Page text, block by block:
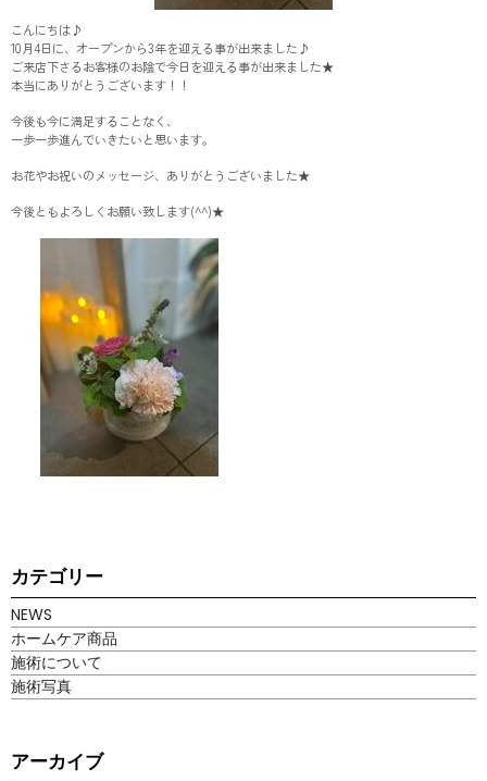
こんにちは♪
10月4日に、オープンから3年を迎える事が出来ました♪
ご来店下さるお客様のお陰で今日を迎える事が出来ました★
本当にありがとうございます！！
今後も今に満足することなく、
一歩一歩進んでいきたいと思います。
お花やお祝いのメッセージ、ありがとうございました★
今後ともよろしくお願い致します(^^)★
カテゴリー
NEWS
ホームケア商品
施術について
施術写真
アーカイブ